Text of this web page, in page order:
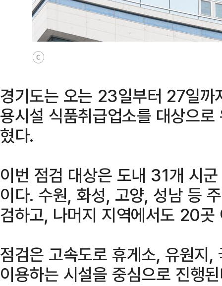
ⓒ
경기도는 오는 23일부터 27일까
용시설 식품취급업소를 대상으
혔다.
이번 점검 대상은 도내 31개 시
이다. 수원, 화성, 고양, 성남 등
검하고, 나머지 지역에서도 20곳
점검은 고속도로 휴게소, 유원지,
이용하는 시설을 중심으로 진행